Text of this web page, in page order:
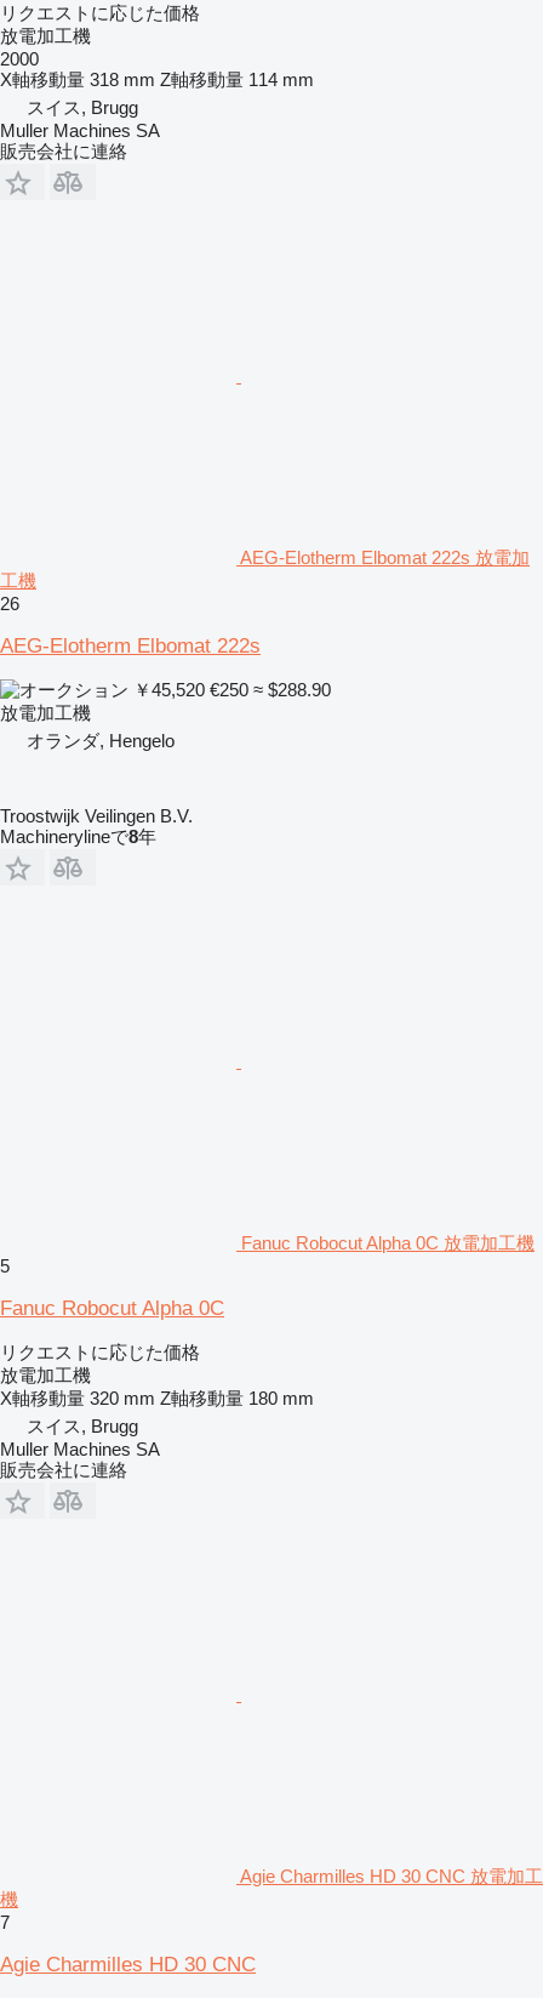
リクエストに応じた価格
放電加工機
2000
X軸移動量 318 mm Z軸移動量 114 mm
スイス, Brugg
Muller Machines SA
販売会社に連絡
AEG-Elotherm Elbomat 222s 放電加
工機
26
AEG-Elotherm Elbomat 222s
￥45,520 €250 ≈ $288.90
放電加工機
オランダ, Hengelo
Troostwijk Veilingen B.V.
Machinerylineで8年
Fanuc Robocut Alpha 0C 放電加工機
5
Fanuc Robocut Alpha 0C
リクエストに応じた価格
放電加工機
X軸移動量 320 mm Z軸移動量 180 mm
スイス, Brugg
Muller Machines SA
販売会社に連絡
Agie Charmilles HD 30 CNC 放電加工
機
7
Agie Charmilles HD 30 CNC